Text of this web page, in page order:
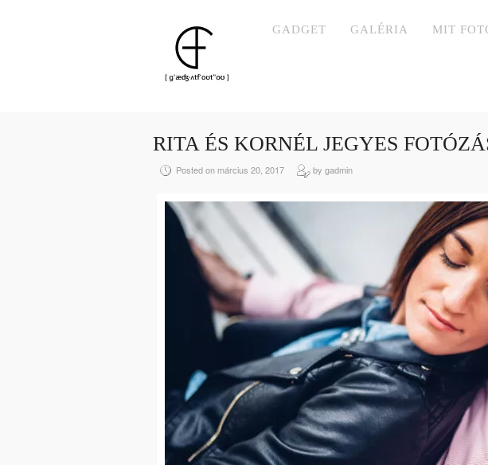
GADGET GALÉRIA MIT
RITA ÉS KORNÉL JEGYES
Posted on március 20, 2017 by gadmin